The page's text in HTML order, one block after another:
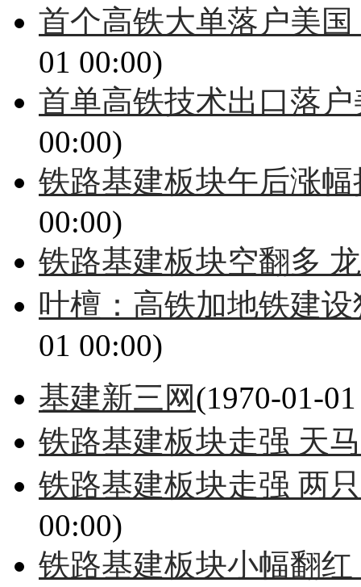
首个高铁大单落户美
01 00:00)
首单高铁技术出口落
00:00)
铁路基建板块午后涨
00:00)
铁路基建板块空翻多
叶檀：高铁加地铁建
01 00:00)
基建新三网(1970-01-
铁路基建板块走强 天
铁路基建板块走强 两
00:00)
铁路基建板块小幅翻